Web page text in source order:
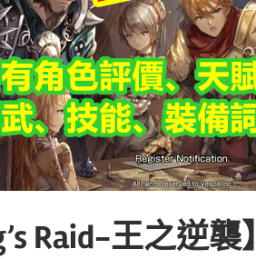
Raid-王之逆